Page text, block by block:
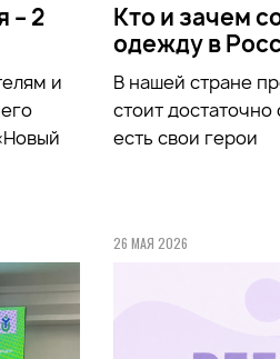
– 2
и
Кто и зачем
одежду в
В нашей стране
стоит
есть свои герои
26 МАЯ 2026